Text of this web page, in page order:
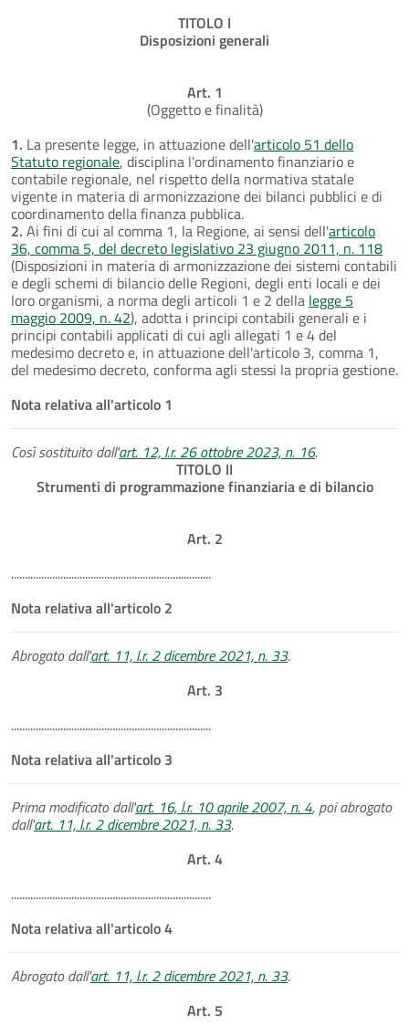
TITOLO I
Disposizioni generali
Art. 1
(Oggetto e finalità)
1. La presente legge, in attuazione dell'articolo 51 dello
Statuto regionale, disciplina l'ordinamento finanziario e
contabile regionale, nel rispetto della normativa statale
vigente in materia di armonizzazione dei bilanci pubblici e di
coordinamento della finanza pubblica.
2. Ai fini di cui al comma 1, la Regione, ai sensi dell'articolo
36, comma 5, del decreto legislativo 23 giugno 2011, n. 118
(Disposizioni in materia di armonizzazione dei sistemi contabili
e degli schemi di bilancio delle Regioni, degli enti locali e dei
loro organismi, a norma degli articoli 1 e 2 della legge 5
maggio 2009, n. 42), adotta i principi contabili generali e i
principi contabili applicati di cui agli allegati 1 e 4 del
medesimo decreto e, in attuazione dell'articolo 3, comma 1,
del medesimo decreto, conforma agli stessi la propria gestione.
Nota relativa all'articolo 1
Così sostituito dall'art. 12, l.r. 26 ottobre 2023, n. 16.
TITOLO II
Strumenti di programmazione finanziaria e di bilancio
Art. 2
.........................................................................
Nota relativa all'articolo 2
Abrogato dall'art. 11, l.r. 2 dicembre 2021, n. 33.
Art. 3
.........................................................................
Nota relativa all'articolo 3
Prima modificato dall'art. 16, l.r. 10 aprile 2007, n. 4, poi abrogato
dall'art. 11, l.r. 2 dicembre 2021, n. 33.
Art. 4
.........................................................................
Nota relativa all'articolo 4
Abrogato dall'art. 11, l.r. 2 dicembre 2021, n. 33.
Art. 5